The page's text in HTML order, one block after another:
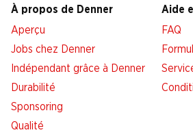
À propos de Denner
Aperçu
Jobs chez Denner
Indépendant grâce à Denner
Durabilité
Sponsoring
Qualité
Aide
FAQ